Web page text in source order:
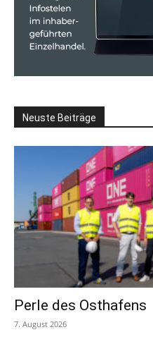
Neuste Beiträge
Perle des Osthafens
7. August 2026